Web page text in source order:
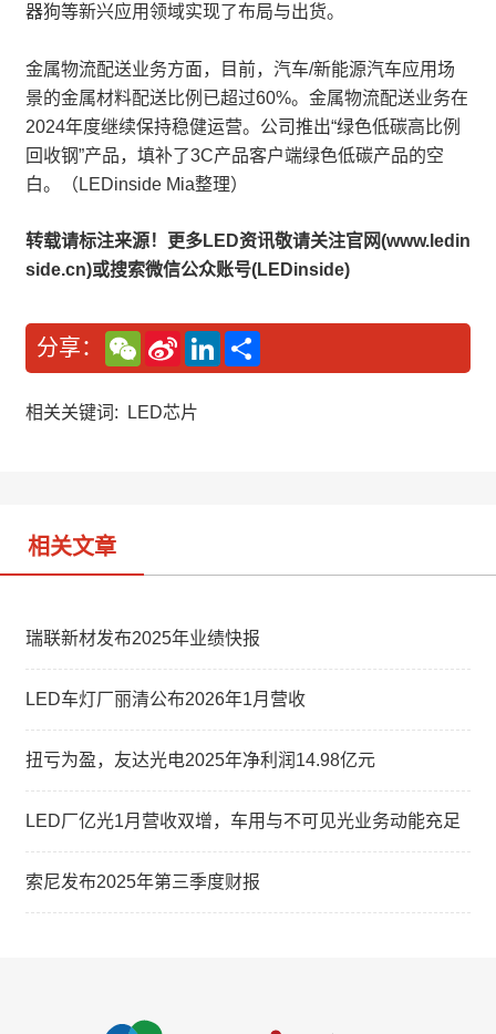
器狗等新兴应用领域实现了布局与出货。
金属物流配送业务方面，目前，汽车/新能源汽车应用场
景的金属材料配送比例已超过60%。金属物流配送业务在
2024年度继续保持稳健运营。公司推出“绿色低碳高比例
回收钢”产品，填补了3C产品客户端绿色低碳产品的空
白。（LEDinside Mia整理）
转载请标注来源！更多LED资讯敬请关注官网(www.ledin
side.cn)或搜索微信公众账号(LEDinside)
分享：
W
e
C
a
S
n
W
L
n
相关关键词: LED芯片
相关文章
瑞联新材发布2025年业绩快报
LED车灯厂丽清公布2026年1月营收
扭亏为盈，友达光电2025年净利润14.98亿元
LED厂亿光1月营收双增，车用与不可见光业务动能充足
索尼发布2025年第三季度财报